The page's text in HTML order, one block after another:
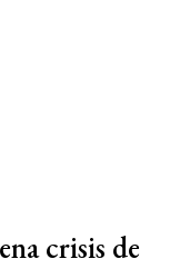
crisis de